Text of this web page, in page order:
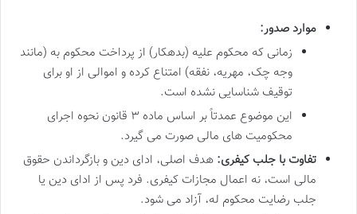
موارد صدور:
زمانی که محکوم علیه (بدهکار) از پرداخت محکوم به (مانند
وجه چک، مهریه، نفقه) امتناع کرده و اموالی از او برای
توقیف شناسایی نشده است.
این موضوع عمدتاً بر اساس ماده ۳ قانون نحوه اجرای
محکومیت های مالی صورت می گیرد.
تفاوت با جلب کیفری: هدف اصلی، ادای دین و بازگرداندن حقوق
مالی است، نه اعمال مجازات کیفری. فرد پس از ادای دین یا
جلب رضایت محکوم له، آزاد می شود.